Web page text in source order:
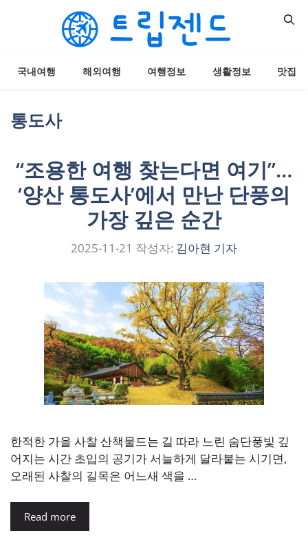
국내여행 해외여행 여행정보 생활정보 맛집
통도사
“조용한 여행 찾는다면 여기”…
‘양산 통도사’에서 만난 단풍의
가장 깊은 순간
2025-11-21 작성자: 김아현 기자
한적한 가을 사찰 산책물드는 길 따라 느린 숨단풍빛 깊
어지는 시간 초입의 공기가 서늘하게 달라붙는 시기면,
오래된 사찰의 길목은 어느새 색을 …
Read more